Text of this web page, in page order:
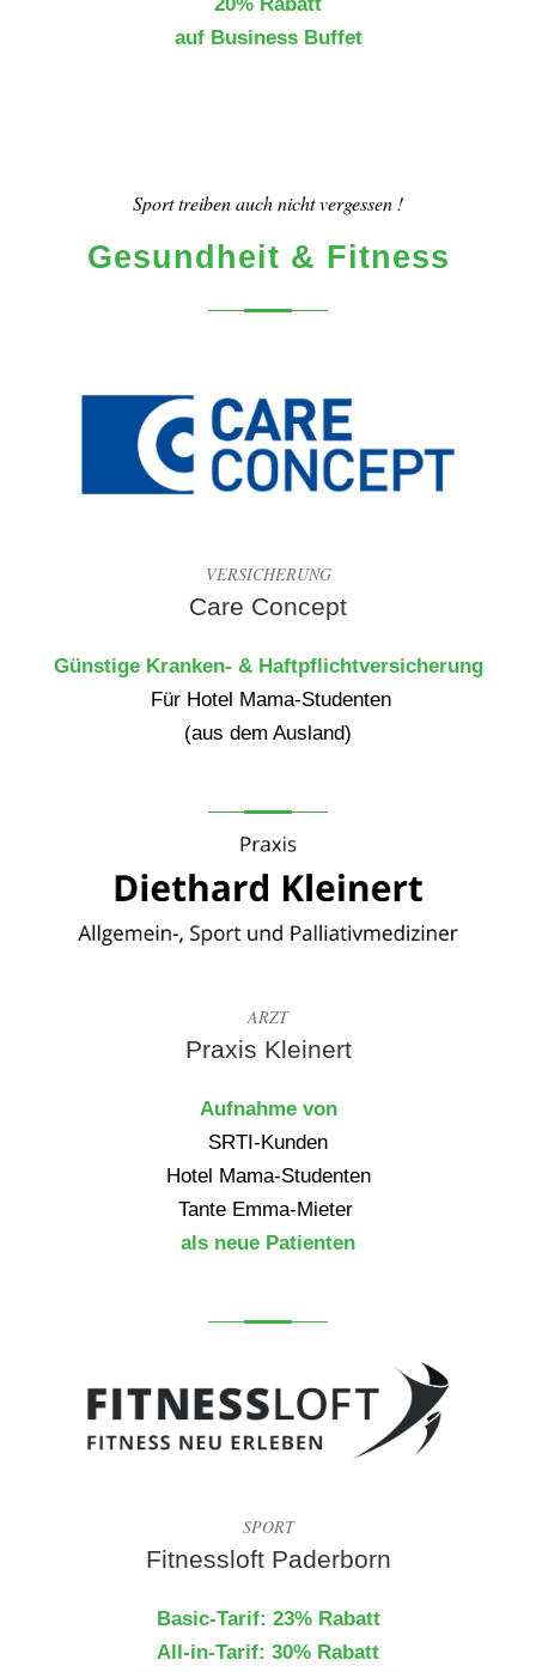
auf Business Buffet
Sport treiben auch nicht vergessen !
Gesundheit & Fitness
VERSICHERUNG
Care Concept
Günstige Kranken- & Haftpflichtversicherung
Für Hotel Mama-Studenten
(aus dem Ausland)
ARZT
Praxis Kleinert
Aufnahme von
SRTI-Kunden
Hotel Mama-Studenten
Tante Emma-Mieter
als neue Patienten
SPORT
Fitnessloft Paderborn
Basic-Tarif: 23% Rabatt
All-in-Tarif: 30% Rabatt